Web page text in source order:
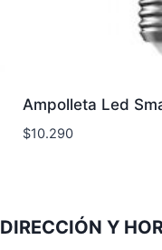
Ampolleta Led
$10.290
DIRECCIÓN Y